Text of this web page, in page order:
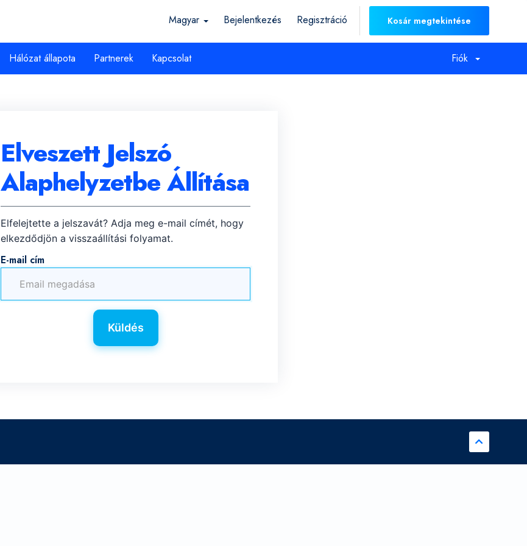
Magyar Bejelentkezés Regisztráció Kosár megtekintése
Hálózat állapota Partnerek Kapcsolat Fiók
Elveszett Jelszó
Alaphelyzetbe Állítása
Elfelejtette a jelszavát? Adja meg e-mail címét, hogy
elkezdődjön a visszaállítási folyamat.
E-mail cím
Küldés